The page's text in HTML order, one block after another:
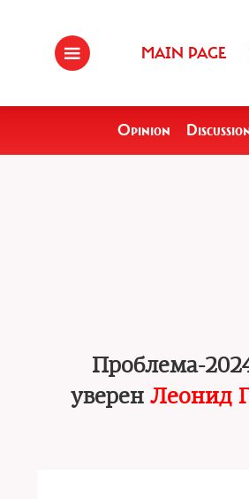
MAIN PAGE
Opinion
Проблема-
уверен Леонид